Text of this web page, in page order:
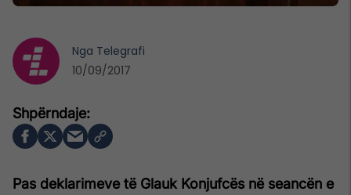
Pas deklarimeve të Glauk Konjufcës në seancën e
Nga Telegrafi
10/09/2017